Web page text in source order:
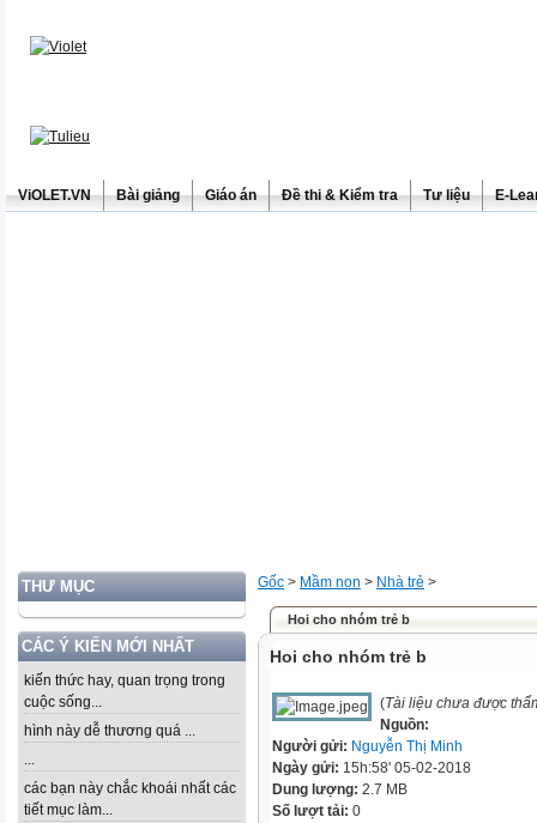
ViOLET.VN Bài giảng Giáo án Đề thi & Kiểm tra Tư liệu E-
THƯ MỤC
CÁC Ý KIẾN MỚI NHẤT
kiến thức hay, quan trọng trong
cuộc sống...
hình này dễ thương quá ...
...
các bạn này chắc khoái nhất các
tiết mục làm...
Gốc > Mầm non > Nhà trẻ >
Hoi cho nhóm trẻ b
Hoi cho nhóm trẻ b
(Tài liệu chưa được
Nguồn:
Người gửi: Nguyễn Thị Minh
Ngày gửi: 15h:58' 05-02-2018
Dung lượng: 2.7 MB
Số lượt tải: 0